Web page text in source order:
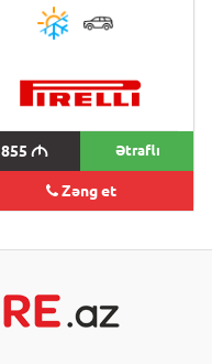
855 M Ətraflı
Zəng et